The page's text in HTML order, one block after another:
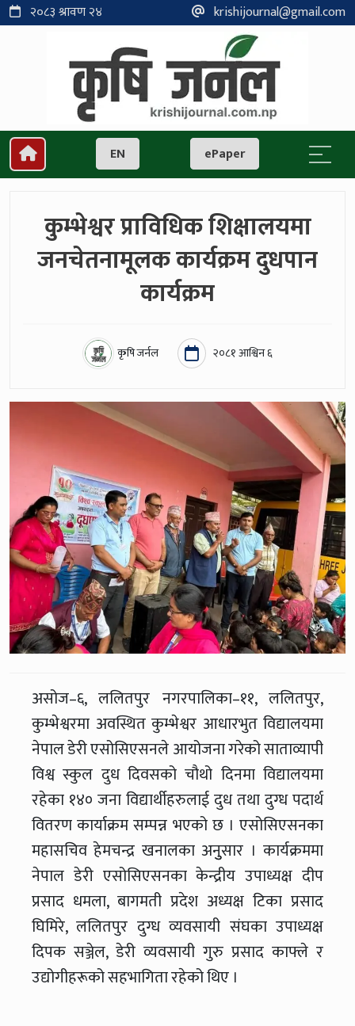
२०८३ श्रावण २४ krishijournal@gmail.com
EN ePaper
कुम्भेश्वर प्राविधिक शिक्षालयमा
जनचेतनामूलक कार्यक्रम दुधपान
कार्यक्रम
कृषि जर्नल २०८१ आश्विन ६
असोज–६, ललितपुर नगरपालिका–११, ललितपुर,
कुम्भेश्वरमा अवस्थित कुम्भेश्वर आधारभुत विद्यालयमा
नेपाल डेरी एसोसिएसनले आयोजना गरेको साताव्यापी
विश्व स्कुल दुध दिवसको चौथो दिनमा विद्यालयमा
रहेका १४० जना विद्यार्थीहरुलाई दुध तथा दुग्ध पदार्थ
वितरण कार्याक्रम सम्पन्न भएको छ । एसोसिएसनका
महासचिव हेमचन्द्र खनालका अनुुसार । कार्यक्रममा
नेपाल डेरी एसोसिएसनका केन्द्रीय उपाध्यक्ष दीप
प्रसाद धमला, बागमती प्रदेश अध्यक्ष टिका प्रसाद
घिमिरे, ललितपुर दुग्ध व्यवसायी संघका उपाध्यक्ष
दिपक सञ्जेल, डेरी व्यवसायी गुरु प्रसाद काफ्ले र
उद्योगीहरूको सहभागिता रहेको थिए ।